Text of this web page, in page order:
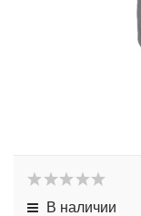
В наличии